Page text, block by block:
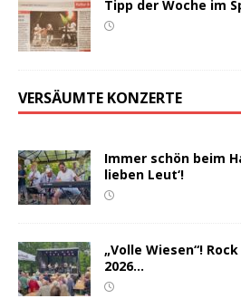
Tipp der Woche im
VERSÄUMTE KONZERTE
Immer schön beim
lieben Leut‘!
„Volle Wiesen“!
2026…